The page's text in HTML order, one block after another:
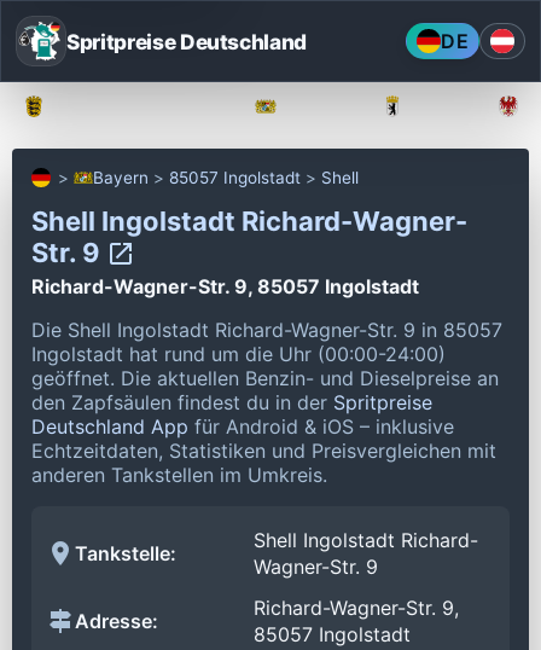
Spritpreise Deutschland DE
Bayern 85057 Ingolstadt Shell
Shell Ingolstadt Richard-Wagner-
Str. 9
Richard-Wagner-Str. 9, 85057 Ingolstadt
Die Shell Ingolstadt Richard-Wagner-Str. 9 in 85057
Ingolstadt hat rund um die Uhr (00:00-24:00)
geöffnet. Die aktuellen Benzin- und Dieselpreise an
den Zapfsäulen findest du in der Spritpreise
Deutschland App für Android & iOS – inklusive
Echtzeitdaten, Statistiken und Preisvergleichen mit
anderen Tankstellen im Umkreis.
Tankstelle:
Shell Ingolstadt Richard-
Wagner-Str. 9
Adresse:
Richard-Wagner-Str. 9,
85057 Ingolstadt